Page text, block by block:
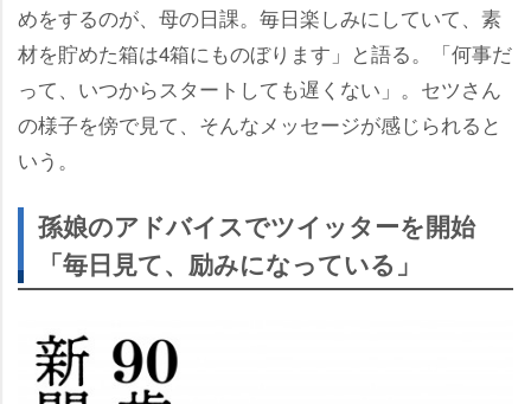
めをするのが、母の日課。毎日楽しみにしていて、素
材を貯めた箱は4箱にものぼります」と語る。「何事だ
って、いつからスタートしても遅くない」。セツさん
の様子を傍で見て、そんなメッセージが感じられると
いう。
孫娘のアドバイスでツイッターを開始
「毎日見て、励みになっている」